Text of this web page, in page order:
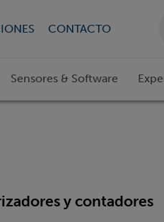
CONTACTO
Sensores & Software
y contadores